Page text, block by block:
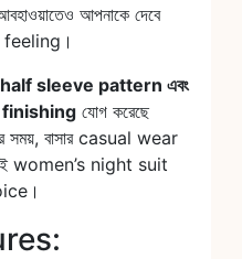
আপনাকে দেবে
sleeve pattern এবং
যোগ করেছে
বাসার casual wear
women’s night suit